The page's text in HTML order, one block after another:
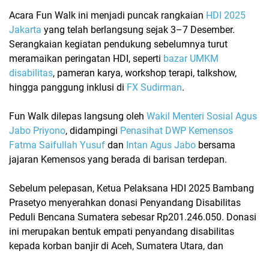
Acara Fun Walk ini menjadi puncak rangkaian HDI 2025
Jakarta yang telah berlangsung sejak 3–7 Desember.
Serangkaian kegiatan pendukung sebelumnya turut
meramaikan peringatan HDI, seperti bazar UMKM
disabilitas, pameran karya, workshop terapi, talkshow,
hingga panggung inklusi di FX Sudirman.
Fun Walk dilepas langsung oleh Wakil Menteri Sosial Agus
Jabo Priyono, didampingi Penasihat DWP Kemensos
Fatma Saifullah Yusuf dan Intan Agus Jabo bersama
jajaran Kemensos yang berada di barisan terdepan.
Sebelum pelepasan, Ketua Pelaksana HDI 2025 Bambang
Prasetyo menyerahkan donasi Penyandang Disabilitas
Peduli Bencana Sumatera sebesar Rp201.246.050. Donasi
ini merupakan bentuk empati penyandang disabilitas
kepada korban banjir di Aceh, Sumatera Utara, dan